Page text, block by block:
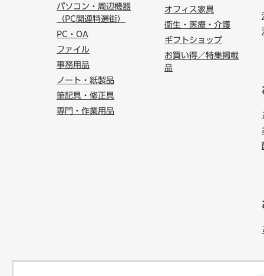
パソコン・周辺機器
（PC関連特選街）
PC・OA
ファイル
事務用品
ノート・紙製品
筆記具・修正具
専門・作業用品
オフィス家具
衛生・医療・介護
ギフトショップ
お買い得／特集掲載
品